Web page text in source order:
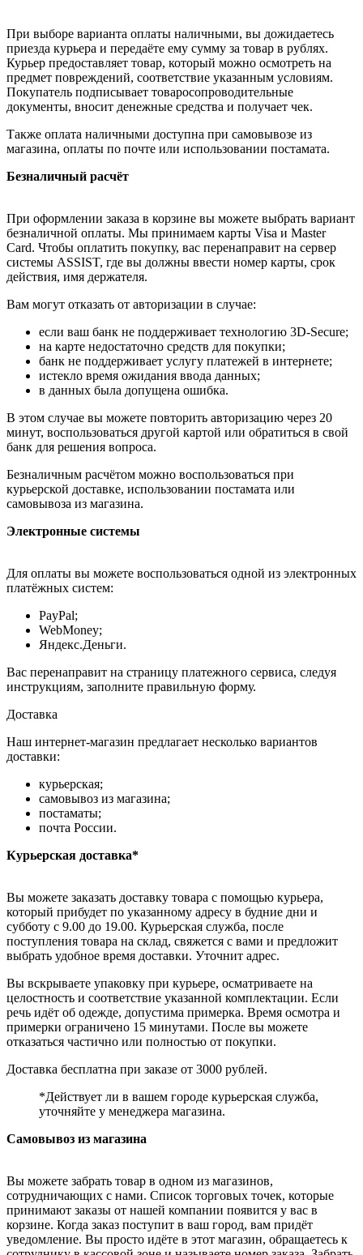
При выборе варианта оплаты наличными, вы дожидаетесь
приезда курьера и передаёте ему сумму за товар в рублях.
Курьер предоставляет товар, который можно осмотреть на
предмет повреждений, соответствие указанным условиям.
Покупатель подписывает товаросопроводительные
документы, вносит денежные средства и получает чек.
Также оплата наличными доступна при самовывозе из
магазина, оплаты по почте или использовании постамата.
Безналичный расчёт
При оформлении заказа в корзине вы можете выбрать вариант
безналичной оплаты. Мы принимаем карты Visa и Master
Card. Чтобы оплатить покупку, вас перенаправит на сервер
системы ASSIST, где вы должны ввести номер карты, срок
действия, имя держателя.
Вам могут отказать от авторизации в случае:
если ваш банк не поддерживает технологию 3D-Secure;
на карте недостаточно средств для покупки;
банк не поддерживает услугу платежей в интернете;
истекло время ожидания ввода данных;
в данных была допущена ошибка.
В этом случае вы можете повторить авторизацию через 20
минут, воспользоваться другой картой или обратиться в свой
банк для решения вопроса.
Безналичным расчётом можно воспользоваться при
курьерской доставке, использовании постамата или
самовывоза из магазина.
Электронные системы
Для оплаты вы можете воспользоваться одной из электронных
платёжных систем:
PayPal;
WebMoney;
Яндекс.Деньги.
Вас перенаправит на страницу платежного сервиса, следуя
инструкциям, заполните правильную форму.
Доставка
Наш интернет-магазин предлагает несколько вариантов
доставки:
курьерская;
самовывоз из магазина;
постаматы;
почта России.
Курьерская доставка*
Вы можете заказать доставку товара с помощью курьера,
который прибудет по указанному адресу в будние дни и
субботу с 9.00 до 19.00. Курьерская служба, после
поступления товара на склад, свяжется с вами и предложит
выбрать удобное время доставки. Уточнит адрес.
Вы вскрываете упаковку при курьере, осматриваете на
целостность и соответствие указанной комплектации. Если
речь идёт об одежде, допустима примерка. Время осмотра и
примерки ограничено 15 минутами. После вы можете
отказаться частично или полностью от покупки.
Доставка бесплатна при заказе от 3000 рублей.
*Действует ли в вашем городе курьерская служба,
уточняйте у менеджера магазина.
Самовывоз из магазина
Вы можете забрать товар в одном из магазинов,
сотрудничающих с нами. Список торговых точек, которые
принимают заказы от нашей компании появится у вас в
корзине. Когда заказ поступит в ваш город, вам придёт
уведомление. Вы просто идёте в этот магазин, обращаетесь к